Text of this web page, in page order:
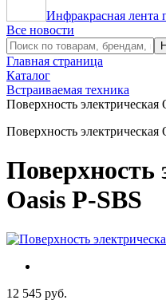
Инфракрасная
Все новости
Главная страница
Каталог
Встраиваемая техника
Поверхность электрическая
Поверхность электрическая
Поверхность
Oasis P-SBS
12 545 руб.